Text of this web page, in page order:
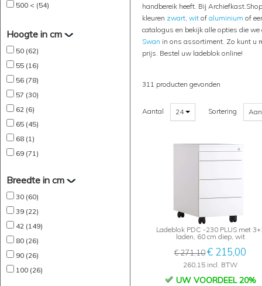
500 < (54)
Hoogte in cm
50 (62)
55 (16)
56 (78)
57 (30)
62 (6)
65 (45)
68 (1)
69 (71)
Breedte in cm
30 (60)
39 (22)
42 (149)
80 (26)
90 (26)
100 (26)
handbereik heeft. Bij
kleuren zwart, wit of aluminium of
catalogus en bekijk alle opties die
Swan in ons assortiment. Zo kunt u
prijs. Bestel uw ladeblok online!
311 producten gevonden
Aantal 24 Sortering
Ladeblok PDC -230 PLUS met
laden, 60 cm diep, wit
€ 271,10€ 215,00
260,15 incl. BTW
UW VOORDEEL 20%